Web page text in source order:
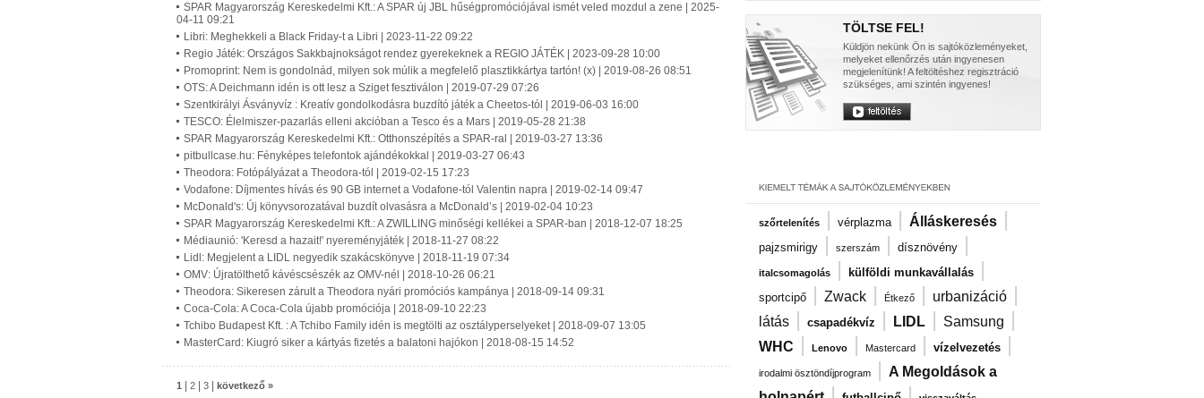
SPAR Magyarország Kereskedelmi Kft.: A SPAR új JBL hűségpromóciójával ismét veled mozdul a zene | 2025-
04-11 09:21
Libri: Meghekkeli a Black Friday-t a Libri | 2023-11-22 09:22
Regio Játék: Országos Sakkbajnokságot rendez gyerekeknek a REGIO JÁTÉK | 2023-09-28 10:00
Promoprint: Nem is gondolnád, milyen sok múlik a megfelelő plasztikkártya tartón! (x) | 2019-08-26 08:51
OTS: A Deichmann idén is ott lesz a Sziget fesztiválon | 2019-07-29 07:26
Szentkirályi Ásványvíz : Kreatív gondolkodásra buzdító játék a Cheetos-tól | 2019-06-03 16:00
TESCO: Élelmiszer-pazarlás elleni akcióban a Tesco és a Mars | 2019-05-28 21:38
SPAR Magyarország Kereskedelmi Kft.: Otthonszépítés a SPAR-ral | 2019-03-27 13:36
pitbullcase.hu: Fényképes telefontok ajándékokkal | 2019-03-27 06:43
Theodora: Fotópályázat a Theodora-tól | 2019-02-15 17:23
Vodafone: Díjmentes hívás és 90 GB internet a Vodafone-tól Valentin napra | 2019-02-14 09:47
McDonald's: Új könyvsorozatával buzdít olvasásra a McDonald’s | 2019-02-04 10:23
SPAR Magyarország Kereskedelmi Kft.: A ZWILLING minőségi kellékei a SPAR-ban | 2018-12-07 18:25
Médiaunió: 'Keresd a hazait!' nyereményjáték | 2018-11-27 08:22
Lidl: Megjelent a LIDL negyedik szakácskönyve | 2018-11-19 07:34
OMV: Újratölthető kávéscsészék az OMV-nél | 2018-10-26 06:21
Theodora: Sikeresen zárult a Theodora nyári promóciós kampánya | 2018-09-14 09:31
Coca-Cola: A Coca-Cola újabb promóciója | 2018-09-10 22:23
Tchibo Budapest Kft. : A Tchibo Family idén is megtölti az osztályperselyeket | 2018-09-07 13:05
MasterCard: Kiugró siker a kártyás fizetés a balatoni hajókon | 2018-08-15 14:52
1 2 3 következő »
TÖLTSE FEL!
Küldjön nekünk Ön is sajtóközleményeket,
melyeket ellenőrzés után ingyenesen
megjelenítünk! A feltöltéshez regisztráció
szükséges, ami szintén ingyenes!
szőrtelenítés | vérplazma | Álláskeresés |
pajzsmirigy | szerszám | dísznövény |
italcsomagolás | külföldi munkavállalás |
sportcipő | Zwack | Étkező | urbanizáció |
látás | csapadékvíz | LIDL | Samsung |
WHC | Lenovo | Mastercard | vízelvezetés |
irodalmi ösztöndíjprogram | A Megoldások a